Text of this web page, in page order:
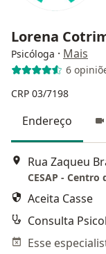
Lorena
Psicóloga · Mais
6
CRP 03/7198
Endereço
Rua Zaqueu
CESAP - Centro
Aceita Casse
Consulta